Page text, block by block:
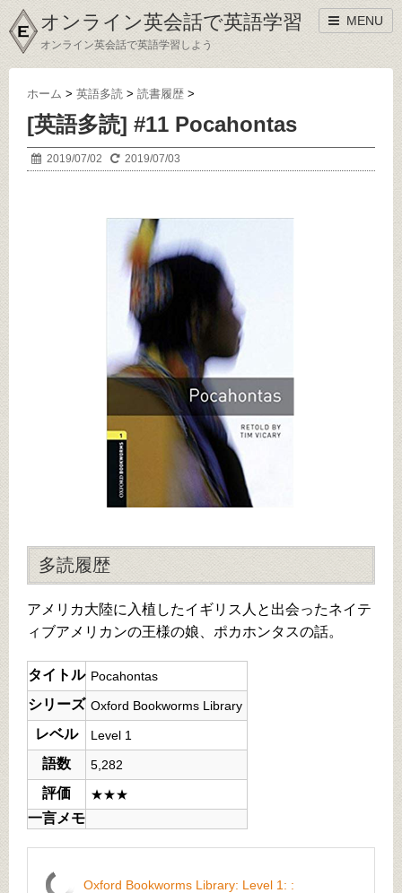
オンライン英会話で英語学習
オンライン英会話で英語学習しよう
MENU
ホーム > 英語多読 > 読書履歴 >
[英語多読] #11 Pocahontas
2019/07/02 2019/07/03
多読履歴
アメリカ大陸に入植したイギリス人と出会ったネイテ
ィブアメリカンの王様の娘、ポカホンタスの話。
タイトル Pocahontas
シリーズ Oxford Bookworms Library
レベル Level 1
語数 5,282
評価 ★★★
一言メモ
Oxford Bookworms Library: Level 1: :